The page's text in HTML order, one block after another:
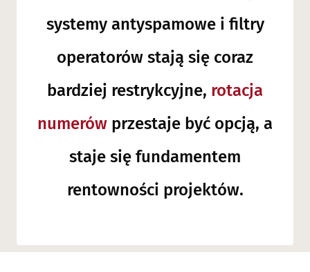
systemy antyspamowe i filtry
operatorów stają się coraz
bardziej restrykcyjne, rotacja
numerów przestaje być opcją, a
staje się fundamentem
rentowności projektów.